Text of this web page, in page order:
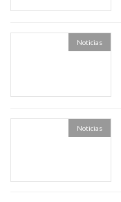
Noticias
Noticias